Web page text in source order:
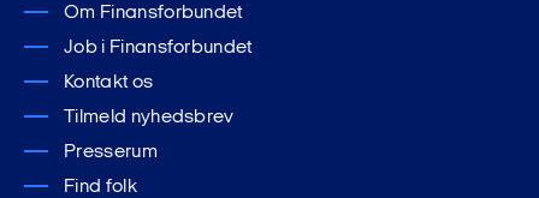
Om Finansforbundet
Job i Finansforbundet
Kontakt os
Tilmeld nyhedsbrev
Presserum
Find folk